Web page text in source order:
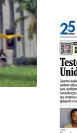
HISTÓRICO
Açaí é